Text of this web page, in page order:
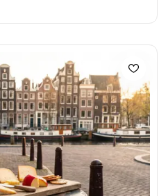
malerische Landschaften,
regionale Aromen, während
erkunden. Perfekt für
verbindet diese
mit kulturellen Einblicken
Erleben Sie den
Zitronen, machen Sie
Küstenklippen und genießen
hergestellter
entspannten Tag oder
die Amalfi Zitronen-Tour
italienisches Erlebnis,